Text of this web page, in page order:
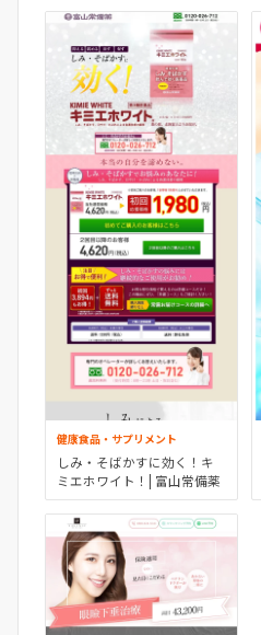
健康食品・サプリメント
しみ・そばかすに効く！キ
ミエホワイト！| 富山常備薬